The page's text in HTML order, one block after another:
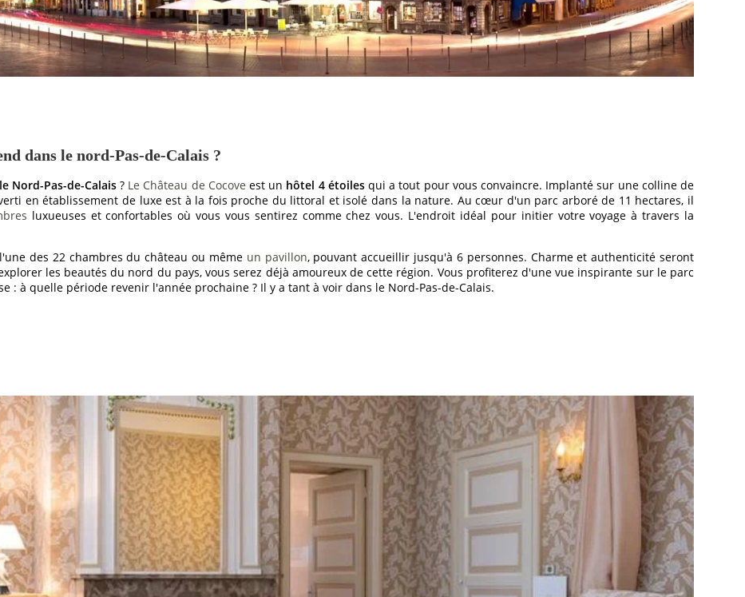
dans le nord-Pas-de-Calais ?
Nord-Pas-de-Calais? Le Château de Cocove est un hôtel 4 étoilesqui a tout pour vous convaincre. Implanté sur une colline de
en établissement de luxe est à la fois proche du littoral et isolé dans la nature. Au cœur d'un parc arboré de 11 hectares, il
luxueuses et confortables où vous vous sentirez comme chez vous. L'endroit idéal pour initier votre voyage à travers la
des 22 chambres du château ou même un pavillon, pouvant accueillir jusqu'à 6 personnes. Charme et authenticité seront
les beautés du nord du pays, vous serez déjà amoureux de cette région. Vous profiterez d'une vue inspirante sur le parc
: à quelle période revenir l'année prochaine ? Il y a tant à voir dans le Nord-Pas-de-Calais.